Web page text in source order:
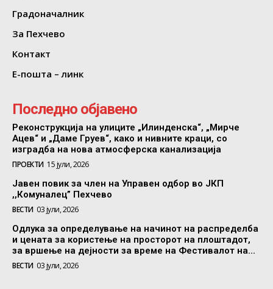
Градоначалник
За Пехчево
Контакт
Е-пошта – линк
Последно објавено
Реконструкција на улиците „Илинденска“, „Мирче
Ацев“ и „Даме Груев“, како и нивните краци, со
изградба на нова атмосферска канализација
ПРОЕКТИ 15 јули, 2026
Јавен повик за член на Управен одбор во ЈКП
,,Комуналец” Пехчево
ВЕСТИ 03 јули, 2026
Одлука за определување на начинот на распределба
и цената за користење на просторот на плоштадот,
за вршење на дејности за време на Фестивалот на...
ВЕСТИ 03 јули, 2026